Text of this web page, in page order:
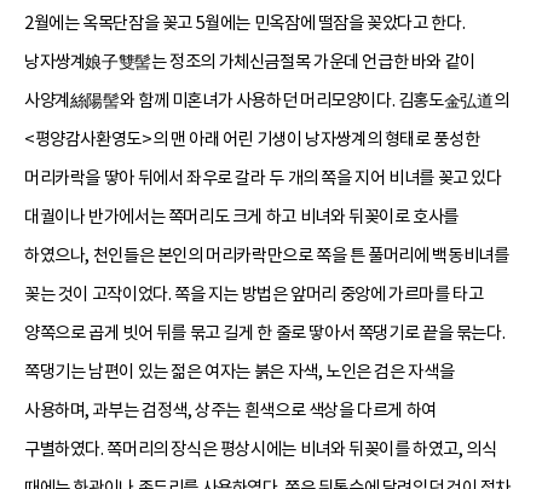
2월에는 옥목단잠을 꽂고 5월에는 민옥잠에 떨잠을 꽂았다고 한다.
낭자쌍계娘子雙髻는 정조의 가체신금절목 가운데 언급한 바와 같이
사양계絲陽髻와 함께 미혼녀가 사용하던 머리모양이다. 김홍도金弘道의
<평양감사환영도>의 맨 아래 어린 기생이 낭자쌍계의 형태로 풍성한
머리카락을 땋아 뒤에서 좌우로 갈라 두 개의 쪽을 지어 비녀를 꽂고 있다
대궐이나 반가에서는 쪽머리도 크게 하고 비녀와 뒤꽂이로 호사를
하였으나, 천인들은 본인의 머리카락만으로 쪽을 튼 풀머리에 백동비녀를
꽂는 것이 고작이었다. 쪽을 지는 방법은 앞머리 중앙에 가르마를 타고
양쪽으로 곱게 빗어 뒤를 묶고 길게 한 줄로 땋아서 쪽댕기로 끝을 묶는다.
쪽댕기는 남편이 있는 젊은 여자는 붉은 자색, 노인은 검은 자색을
사용하며, 과부는 검정색, 상주는 흰색으로 색상을 다르게 하여
구별하였다. 쪽머리의 장식은 평상시에는 비녀와 뒤꽂이를 하였고, 의식